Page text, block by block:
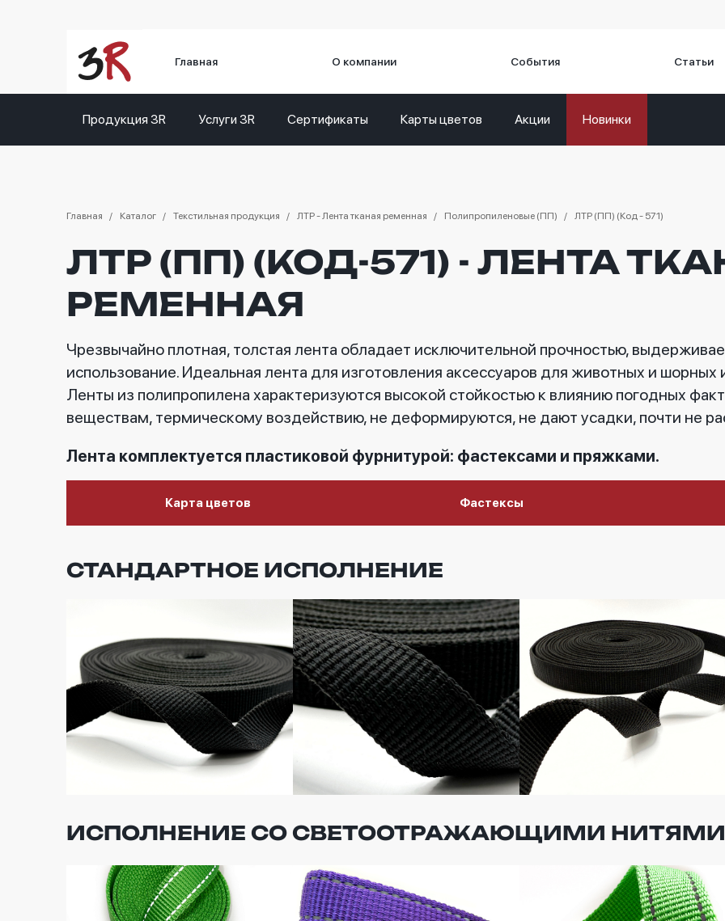
Главная О компании События Статьи
Продукция 3R Услуги 3R Сертификаты Карты цветов Акции Новинки
Главная Каталог Текстильная продукция ЛТР - Лента тканая ременная Полипропиленовые (ПП) ЛТР (ПП) (Код - 571)
ЛТР (ПП) (КОД-571) - ЛЕНТА
РЕМЕННАЯ
Чрезвычайно плотная, толстая лента обладает исключительной прочностью,
использование. Идеальная лента для изготовления аксессуаров для животных и шорных
Ленты из полипропилена характеризуются высокой стойкостью к влиянию погодных
веществам, термическому воздействию, не деформируются, не дают усадки, почти не
Лента комплектуется пластиковой фурнитурой: фастексами и пряжками.
Карта цветов Фастексы
СТАНДАРТНОЕ ИСПОЛНЕНИЕ
ИСПОЛНЕНИЕ СО СВЕТООТРАЖАЮЩИМИ НИТЯМИ